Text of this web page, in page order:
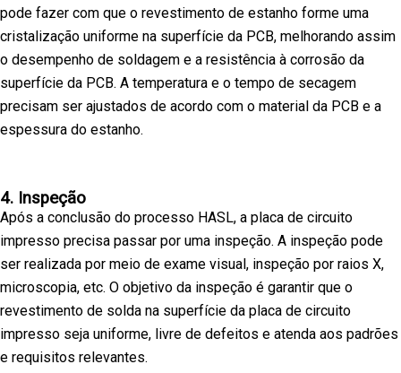
pode fazer com que o revestimento de estanho forme uma
cristalização uniforme na superfície da PCB, melhorando assim
o desempenho de soldagem e a resistência à corrosão da
superfície da PCB. A temperatura e o tempo de secagem
precisam ser ajustados de acordo com o material da PCB e a
espessura do estanho.
4. Inspeção
Após a conclusão do processo HASL, a placa de circuito
impresso precisa passar por uma inspeção. A inspeção pode
ser realizada por meio de exame visual, inspeção por raios X,
microscopia, etc. O objetivo da inspeção é garantir que o
revestimento de solda na superfície da placa de circuito
impresso seja uniforme, livre de defeitos e atenda aos padrões
e requisitos relevantes.